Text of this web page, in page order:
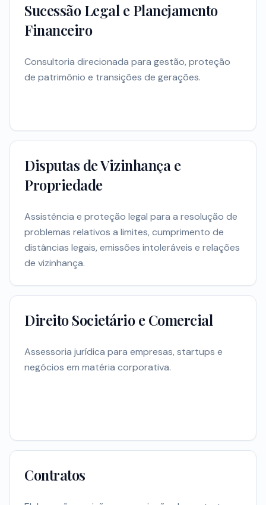
Sucessão Legal e Planejamento
Financeiro
Consultoria direcionada para gestão, proteção
de patrimônio e transições de gerações.
Disputas de Vizinhança e
Propriedade
Assistência e proteção legal para a resolução de
problemas relativos a limites, cumprimento de
distâncias legais, emissões intoleráveis e relações
de vizinhança.
Direito Societário e Comercial
Assessoria jurídica para empresas, startups e
negócios em matéria corporativa.
Contratos